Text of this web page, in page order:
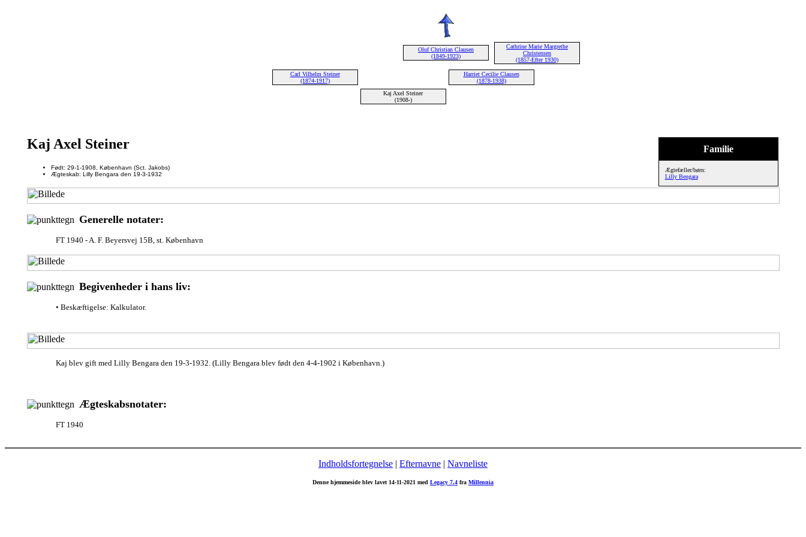
Oluf Christian Clausen
(1849-1923)
Cathrine Marie Margrethe
Christensen
(1857-Efter 1930)
Carl Vilhelm Steiner
(1874-1917)
Harriet Cecilie Clausen
(1878-1938)
Kaj Axel Steiner
(1908-)
Familie
Ægtefæller/børn:
Lilly Bengara
Kaj Axel Steiner
Født: 29-1-1908, København (Sct. Jakobs)
Ægteskab: Lilly Bengara den 19-3-1932
Generelle notater:
FT 1940 - A. F. Beyersvej 15B, st. København
Begivenheder i hans liv:
• Beskæftigelse: Kalkulator.
Kaj blev gift med Lilly Bengara den 19-3-1932. (Lilly Bengara blev født den 4-4-1902 i København.)
Ægteskabsnotater:
FT 1940
Indholdsfortegnelse | Efternavne | Navneliste
Denne hjemmeside blev lavet 14-11-2021 med Legacy 7.4 fra Millennia